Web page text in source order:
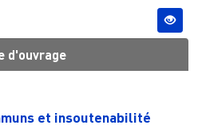
d'ouvrage
et insoutenabilité